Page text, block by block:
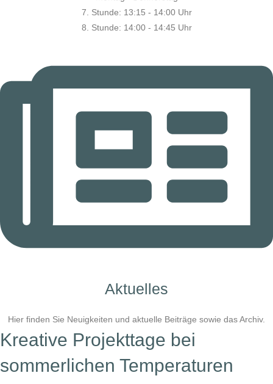
7. Stunde: 13:15 - 14:00 Uhr
8. Stunde: 14:00 - 14:45 Uhr
Aktuelles
Hier finden Sie Neuigkeiten und aktuelle Beiträge sowie das Archiv.
Kreative Projekttage bei
sommerlichen Temperaturen